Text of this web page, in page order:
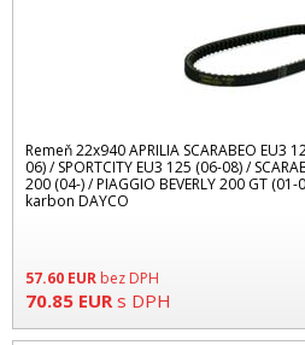
Remeň 22x940 APRILIA SCARABEO EU3
06) / SPORTCITY EU3 125 (06-08) /
200 (04-) / PIAGGIO BEVERLY 200 GT
karbon DAYCO
57.60 EUR bez DPH
70.85 EUR s DPH